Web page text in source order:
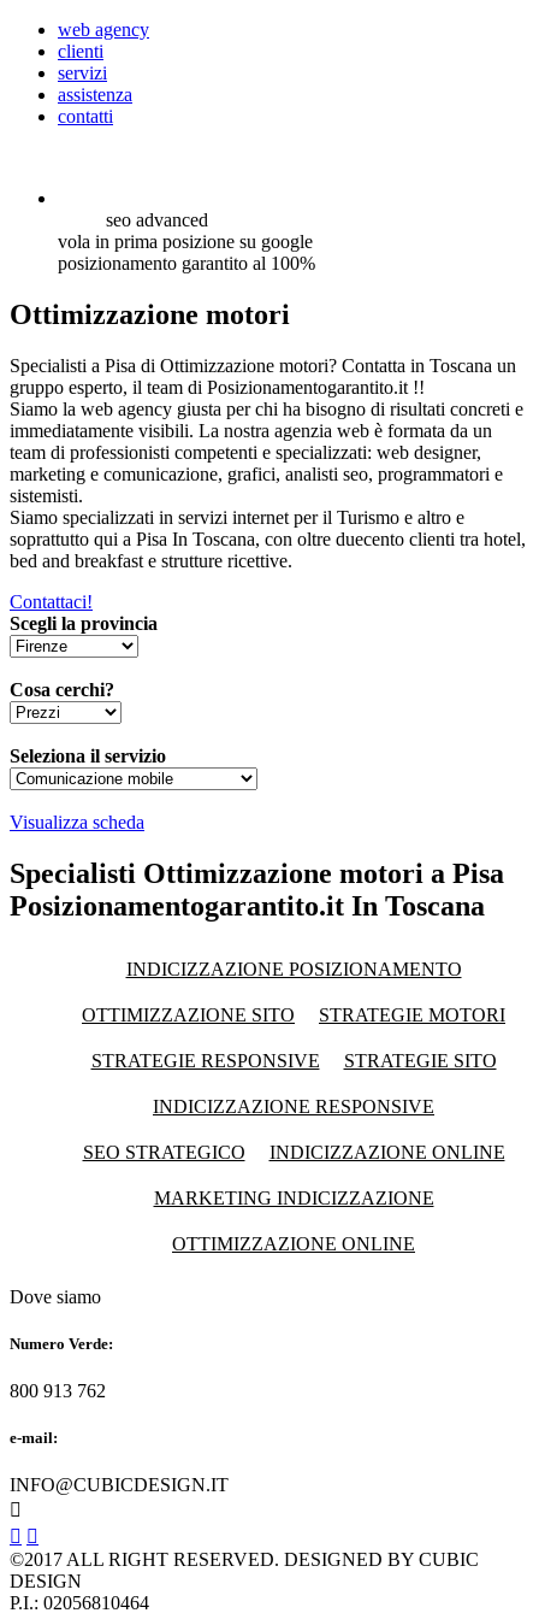
web agency
clienti
servizi
assistenza
contatti
seo advanced
vola in prima posizione su google
posizionamento garantito al 100%
Ottimizzazione motori
Specialisti a Pisa di Ottimizzazione motori? Contatta in Toscana un
gruppo esperto, il team di Posizionamentogarantito.it !!
Siamo la web agency giusta per chi ha bisogno di risultati concreti e
immediatamente visibili. La nostra agenzia web è formata da un
team di professionisti competenti e specializzati: web designer,
marketing e comunicazione, grafici, analisti seo, programmatori e
sistemisti.
Siamo specializzati in servizi internet per il Turismo e altro e
soprattutto qui a Pisa In Toscana, con oltre duecento clienti tra hotel,
bed and breakfast e strutture ricettive.
Contattaci!
Scegli la provincia
Cosa cerchi?
Seleziona il servizio
Visualizza scheda
Specialisti Ottimizzazione motori a Pisa
Posizionamentogarantito.it In Toscana
INDICIZZAZIONE POSIZIONAMENTO
OTTIMIZZAZIONE SITO STRATEGIE MOTORI
STRATEGIE RESPONSIVE STRATEGIE SITO
INDICIZZAZIONE RESPONSIVE
SEO STRATEGICO INDICIZZAZIONE ONLINE
MARKETING INDICIZZAZIONE
OTTIMIZZAZIONE ONLINE
Dove siamo
Numero Verde:
800 913 762
e-mail:
INFO@CUBICDESIGN.IT

 
©2017 ALL RIGHT RESERVED. DESIGNED BY CUBIC
DESIGN
P.I.: 02056810464